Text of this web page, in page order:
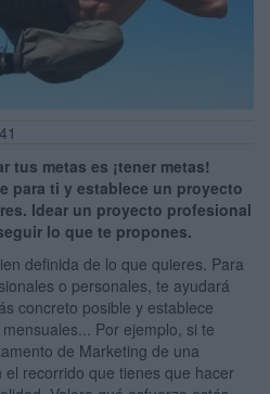
tus metas es ¡tener metas!
para ti y establece un proyecto
Idear un proyecto profesional
lo que te propones.
definida de lo que quieres. Para
o personales, te ayudará
concreto posible y establece
Por ejemplo, si te
de Marketing de una
recorrido que tienes que hacer